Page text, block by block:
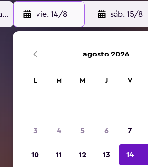
vie. 14/8 - sáb. 15/8
agosto 2026
L M M J V
3 4 5 6 7
10 11 12 13 14